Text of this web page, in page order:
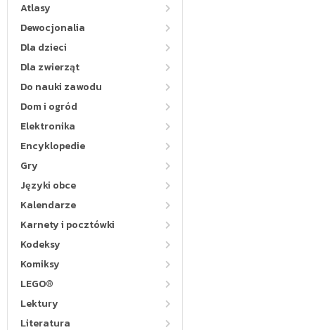
Atlasy
Dewocjonalia
Dla dzieci
Dla zwierząt
Do nauki zawodu
Dom i ogród
Elektronika
Encyklopedie
Gry
Języki obce
Kalendarze
Karnety i pocztówki
Kodeksy
Komiksy
LEGO®
Lektury
Literatura